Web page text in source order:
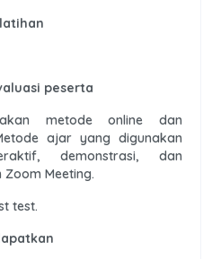
peserta
metode online dan
ajar yang digunakan
demonstrasi, dan
Meeting.
test.